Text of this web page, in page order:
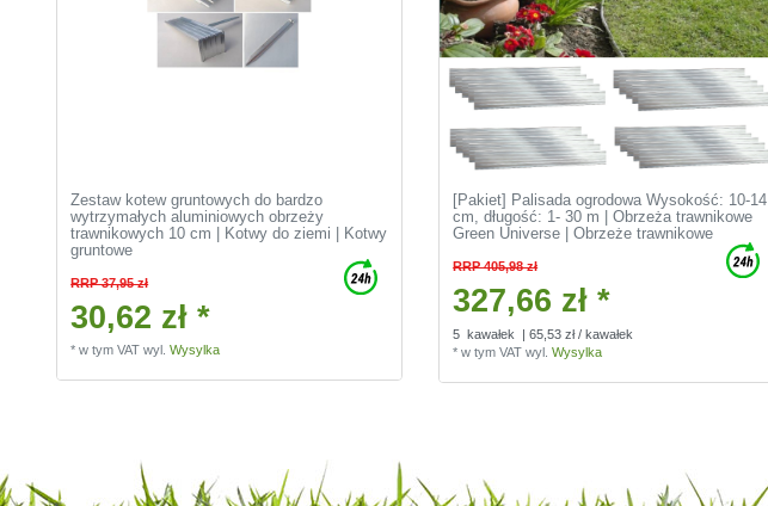
Zestaw kotew gruntowych do bardzo
wytrzymałych aluminiowych obrzeży
trawnikowych 10 cm | Kotwy do ziemi | Kotwy
gruntowe
RRP 37,95 zł
30,62 zł *
*w tym VAT wyl.Wysylka
[Pakiet] Palisada ogrodowa Wysokość: 10-14
cm, długość: 1- 30 m | Obrzeża trawnikowe
Green Universe | Obrzeże trawnikowe
RRP 405,98 zł
327,66 zł *
5 kawałek
| 65,53 zł / kawałek
*w tym VAT wyl.Wysylka